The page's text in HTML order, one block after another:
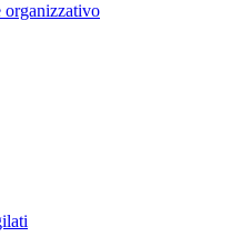
organizzativo